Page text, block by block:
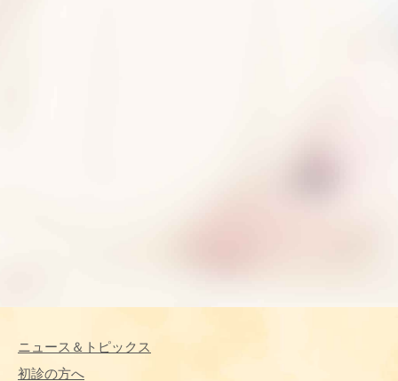
ニュース＆トピックス
初診の方へ